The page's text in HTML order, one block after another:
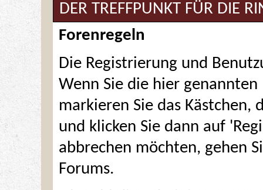
DER TREFFPUNKT FÜR DIE
Forenregeln
Die Registrierung und
Wenn Sie die hier
markieren Sie das Kästchen,
und klicken Sie dann auf
abbrechen möchten, gehen
Forums.